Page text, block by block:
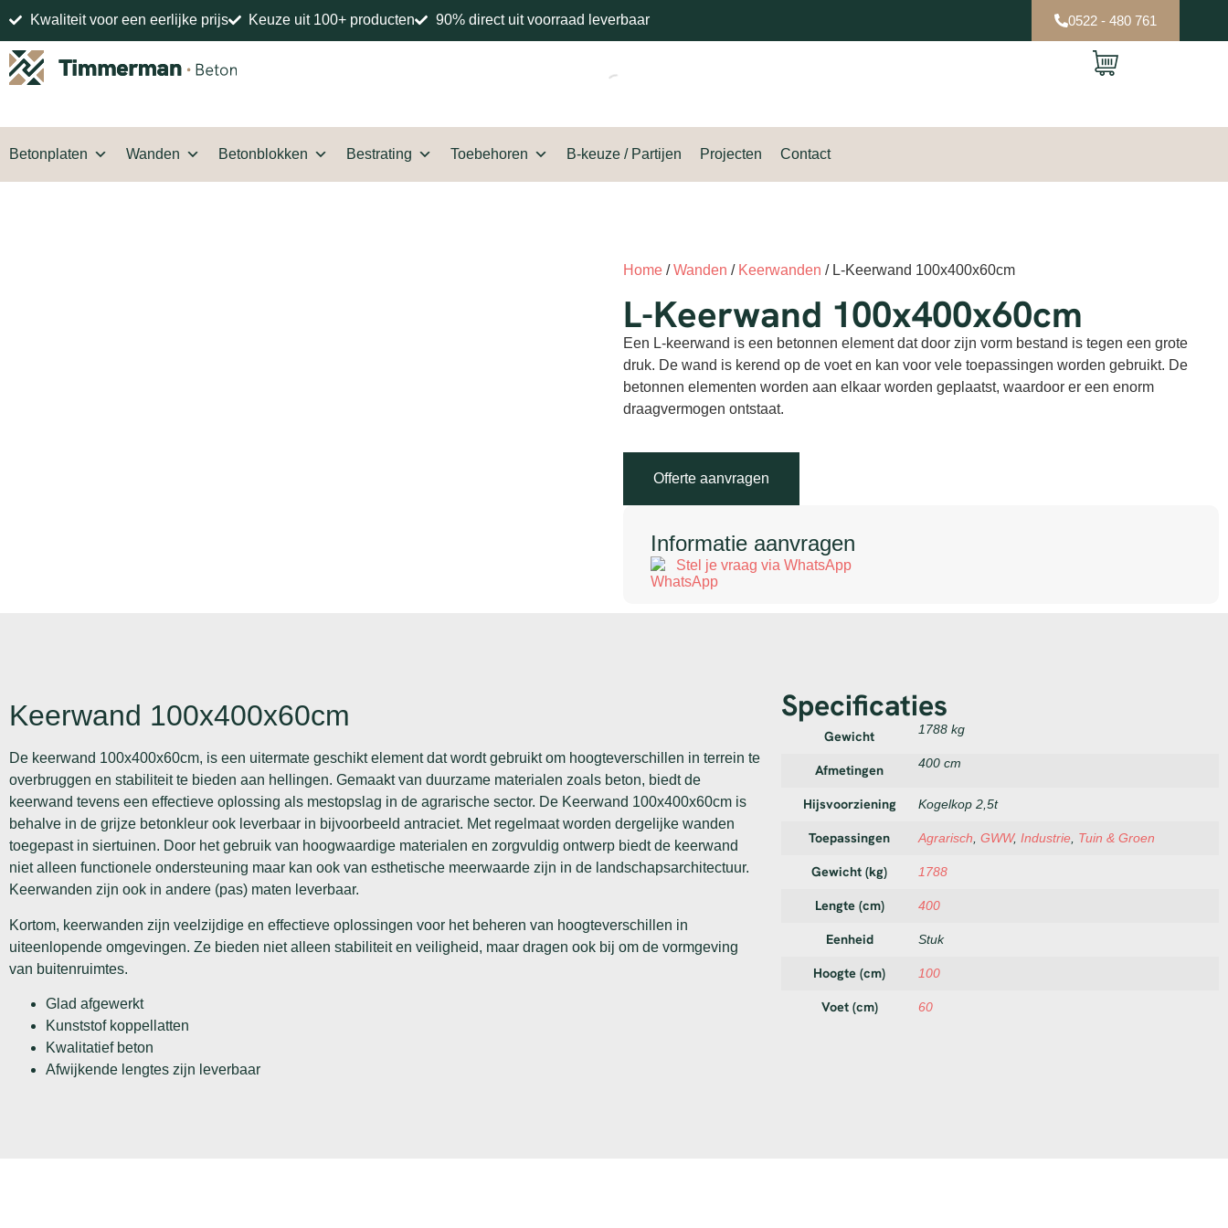
Kwaliteit voor een eerlijke prijs Keuze uit 100+ producten 90% direct uit voorraad leverbaar 0522 - 480 761
Betonplaten Wanden Betonblokken Bestrating Toebehoren B-keuze / Partijen Projecten Contact
Home /Wanden / Keerwanden / L-Keerwand 100x400x60cm
L-Keerwand 100x400x60cm
Een L-keerwand is een betonnen element dat door zijn vorm bestand is tegen een grote
druk. De wand is kerend op de voet en kan voor vele toepassingen worden gebruikt. De
betonnen elementen worden aan elkaar worden geplaatst, waardoor er een enorm
draagvermogen ontstaat.
Offerte aanvragen
Informatie aanvragen
Stel je vraag via WhatsApp
Keerwand 100x400x60cm
De keerwand 100x400x60cm, is een uitermate geschikt element dat wordt gebruikt om hoogteverschillen in terrein te
overbruggen en stabiliteit te bieden aan hellingen. Gemaakt van duurzame materialen zoals beton, biedt de
keerwand tevens een effectieve oplossing als mestopslag in de agrarische sector. De Keerwand 100x400x60cm is
behalve in de grijze betonkleur ook leverbaar in bijvoorbeeld antraciet. Met regelmaat worden dergelijke wanden
toegepast in siertuinen. Door het gebruik van hoogwaardige materialen en zorgvuldig ontwerp biedt de keerwand
niet alleen functionele ondersteuning maar kan ook van esthetische meerwaarde zijn in de landschapsarchitectuur.
Keerwanden zijn ook in andere (pas) maten leverbaar.
Kortom, keerwanden zijn veelzijdige en effectieve oplossingen voor het beheren van hoogteverschillen in
uiteenlopende omgevingen. Ze bieden niet alleen stabiliteit en veiligheid, maar dragen ook bij om de vormgeving
van buitenruimtes.
Glad afgewerkt
Kunststof koppellatten
Kwalitatief beton
Afwijkende lengtes zijn leverbaar
Specificaties
Gewicht 1788 kg
Afmetingen 400 cm
Hijsvoorziening Kogelkop 2,5t
Toepassingen Agrarisch, GWW, Industrie, Tuin & Groen
Gewicht (kg) 1788
Lengte (cm) 400
Eenheid Stuk
Hoogte (cm) 100
Voet (cm) 60